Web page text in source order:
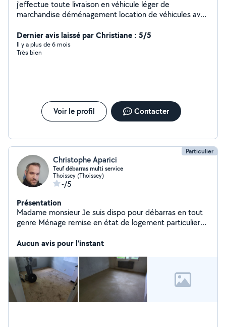
j'effectue toute livraison en véhicule léger de
marchandise déménagement location de véhicules avec
partner un renaud master une ford mondes
Dernier avis laissé par Christiane : 5/5
Il y a plus de 6 mois
Très bien
Voir le profil Contacter
Particulier
Christophe Aparici
Teuf débarras multi service
Thoissey (Thoissey)
-/5
Présentation
Madame monsieur Je suis dispo pour débarras en tout
genre Ménage remise en état de logement particulier
Aucun avis pour l'instant